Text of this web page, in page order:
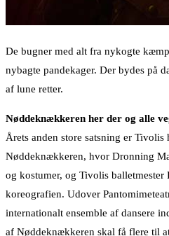
De bugner med alt fra nykogte
nybagte pandekager. Der bydes på
af lune retter.
Nøddeknækkeren her der og alle
Årets anden store satsning er
Nøddeknækkeren, hvor Dronning
og kostumer, og Tivolis balletmester
koreografien. Udover
internationalt ensemble af dansere
af Nøddeknækkeren skal få flere til